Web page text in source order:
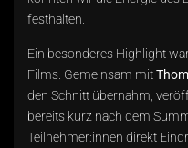
festhalten.
Ein besonderes Highlight
Films. Gemeinsam mit
den Schnitt übernahm,
bereits kurz nach dem
Teilnehmer:innen direkt